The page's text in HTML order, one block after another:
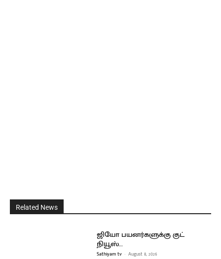
Related News
ஜியோ பயனர்களுக்கு குட்
நியூஸ்…
Sathiyam tv - August 8, 2026